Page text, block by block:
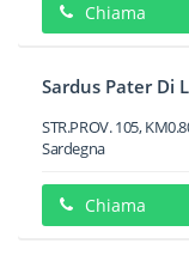
Chiama
Sardus Pater Di
STR.PROV. 105,
Sardegna
Chiama